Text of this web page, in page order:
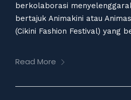
berkolaborasi
bertajuk Animakini atau
(Cikini Fashion Festival) yang
Read More